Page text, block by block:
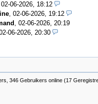
02-06-2026, 18:12
, 02-06-2026, 19:12
, 02-06-2026, 20:19
06-2026, 20:30
346 Gebruikers online (17